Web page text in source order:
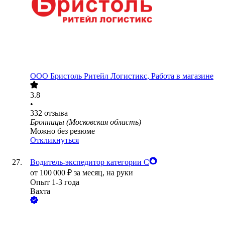
ООО Бристоль Ритейл Логистикс, Работа в магазине
3.8
•
332 отзыва
Бронницы (Московская область)
Можно без резюме
Откликнуться
Водитель-экспедитор категории С
от 100 000 ₽ за месяц, на руки
Опыт 1-3 года
Вахта